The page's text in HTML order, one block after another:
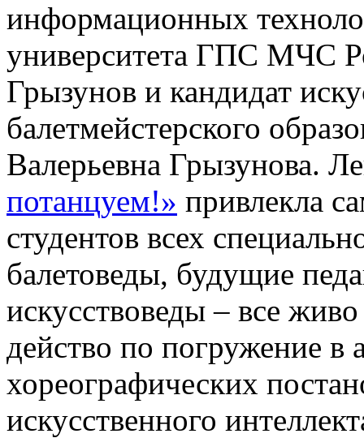
информационных
университета ГПС МЧС
Грызунов и кандидат
балетмейстерского
Валерьевна Грызунова.
потанцуем!» привлекла
студентов всех
балетоведы, будущие
искусствоведы – все
действо по погружение в
хореографических
искусственного